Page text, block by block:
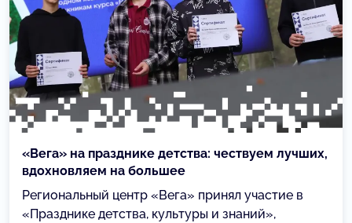
«Вега» на празднике детства: чествуем лучших,
вдохновляем на большее
Региональный центр «Вега» принял участие в
«Празднике детства, культуры и знаний»,